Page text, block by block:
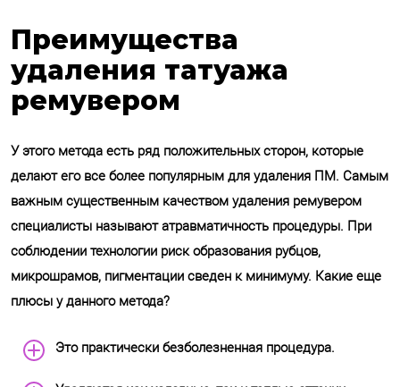
Преимущества
удаления татуажа
ремувером
У этого метода есть ряд положительных сторон, которые
делают его все более популярным для удаления ПМ. Самым
важным существенным качеством удаления ремувером
специалисты называют атравматичность процедуры. При
соблюдении технологии риск образования рубцов,
микрошрамов, пигментации сведен к минимуму. Какие еще
плюсы у данного метода?
Это практически безболезненная процедура.